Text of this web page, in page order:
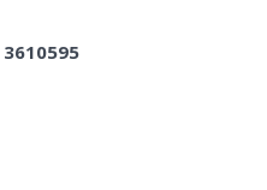
3610595